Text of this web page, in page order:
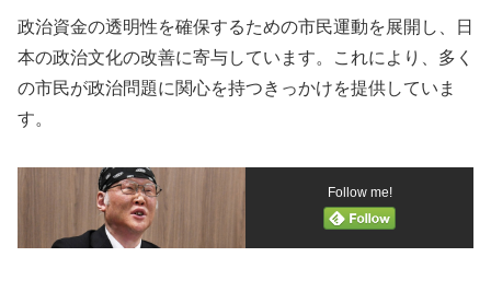
政治資金の透明性を確保するための市民運動を展開し、日
本の政治文化の改善に寄与しています。これにより、多く
の市民が政治問題に関心を持つきっかけを提供していま
す。
Follow me!